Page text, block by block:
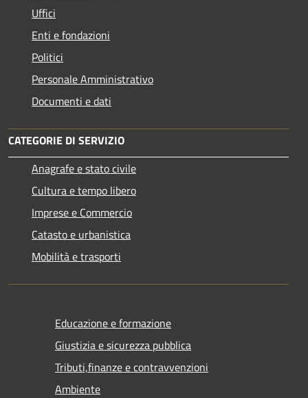
Uffici
Enti e fondazioni
Politici
Personale Amministrativo
Documenti e dati
CATEGORIE DI SERVIZIO
Anagrafe e stato civile
Cultura e tempo libero
Imprese e Commercio
Catasto e urbanistica
Mobilità e trasporti
Educazione e formazione
Giustizia e sicurezza pubblica
Tributi,finanze e contravvenzioni
Ambiente